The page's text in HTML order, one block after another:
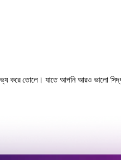
করে তোলে। যাতে আপনি আরও ভালো